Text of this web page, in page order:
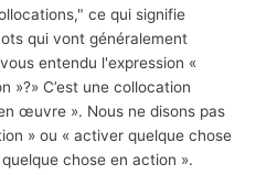
ce qui signifie
qui vont généralement
entendu l'expression «
»?» C’est une collocation
œuvre ». Nous ne disons pas
» ou « activer quelque chose
chose en action ».